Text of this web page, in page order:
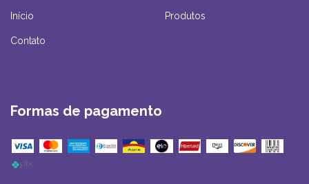
Início Produtos
Contato
Formas de pagamento